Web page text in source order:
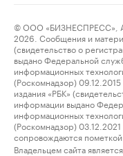
© ООО «БИЗНЕСПРЕСС»,
2026. Сообщения и
(свидетельство о
выдано Федеральной
информационных
(Роскомнадзор)
издания «РБК»
информации выдано
информационных
(Роскомнадзор)
сопровождаются пометкой
Владельцем сайта